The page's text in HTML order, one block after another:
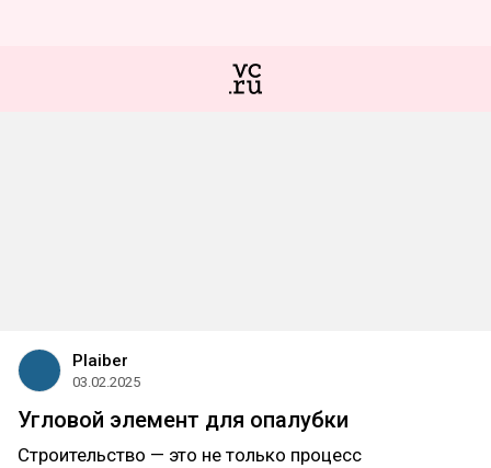
Plaiber
03.02.2025
Угловой элемент для опалубки
Строительство — это не только процесс